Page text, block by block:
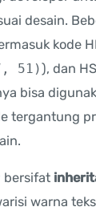
desain.
kode
51)), dan
bisa
tergantung
bersifat
warna